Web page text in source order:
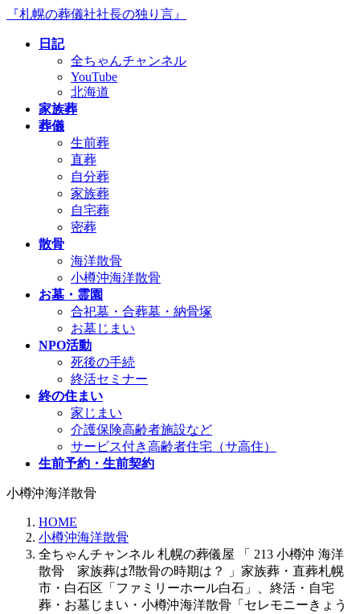
コ
ナ
『札幌の葬儀社社長の独り言』
日記
全ちゃんチャンネル
YouTube
北海道
家族葬
葬儀
生前葬
直葬
自分葬
家族葬
自宅葬
密葬
散骨
海洋散骨
小樽沖海洋散骨
お墓・霊園
合祀墓・合葬墓・納骨塚
お墓じまい
NPO活動
死後の手続
終活セミナー
終の住まい
家じまい
介護保険高齢者施設など
サービス付き高齢者住宅（サ高住）
生前予約・生前契約
小樽沖海洋散骨
HOME
小樽沖海洋散骨
全ちゃんチャンネル 札幌の葬儀屋 「 213 小樽沖 海洋
散骨 家族葬は⁈散骨の時期は？ 」家族葬・直葬札幌
市・白石区「ファミリーホール白石」、終活・自宅
葬・お墓じまい・小樽沖海洋散骨「セレモニーきょう